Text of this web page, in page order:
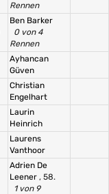
Rennen
Ben Barker
0 von 4
Rennen
Ayhancan
Güven
Christian
Engelhart
Laurin
Heinrich
Laurens
Vanthoor
Adrien De
Leener , 58.
1 von 9